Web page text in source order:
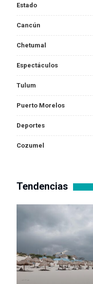
Estado
Cancún
Chetumal
Espectáculos
Tulum
Puerto Morelos
Deportes
Cozumel
Tendencias